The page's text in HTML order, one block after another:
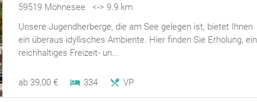
59519 Möhnesee <-> 9.9 km
Unsere Jugendherberge, die am See gelegen ist, bietet Ihnen
ein überaus idyllisches Ambiente. Hier finden Sie Erholung, ein
reichhaltiges Freizeit- un...
ab 39,00 € 334 VP